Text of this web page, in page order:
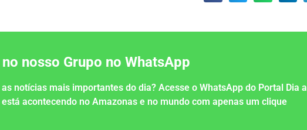
nosso Grupo no WhatsApp
notícias mais importantes do dia? Acesse o WhatsApp do Portal Dia a
acontecendo no Amazonas e no mundo com apenas um clique